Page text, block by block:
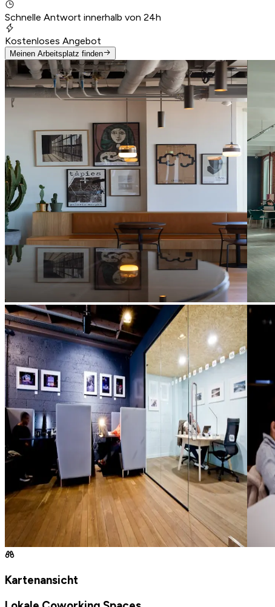
Schnelle Antwort innerhalb von 24h
Kostenloses Angebot
Meinen Arbeitsplatz finden
Kartenansicht